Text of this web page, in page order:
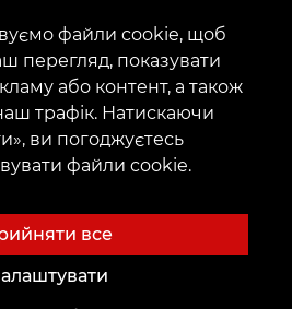
КОНТАКТИ
customers@vean-tattoo.com
complaints@vean-tattoo.com
файли cookie, щоб
перегляд, показувати
або контент, а також
трафік. Натискаючи
ви погоджуєтесь
файли cookie.
все